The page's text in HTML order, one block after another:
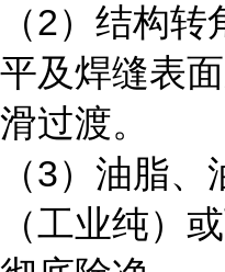
（2）结构转
平及焊缝表
滑过渡。
（3）油脂、
（工业纯）